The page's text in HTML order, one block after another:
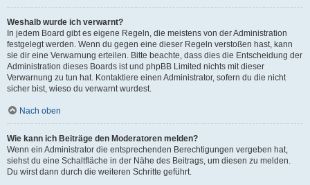
Weshalb wurde ich verwarnt?
In jedem Board gibt es eigene Regeln, die meistens von der Administration
festgelegt werden. Wenn du gegen eine dieser Regeln verstoßen hast, kann
sie dir eine Verwarnung erteilen. Bitte beachte, dass dies die Entscheidung der
Administration dieses Boards ist und phpBB Limited nichts mit dieser
Verwarnung zu tun hat. Kontaktiere einen Administrator, sofern du die nicht
sicher bist, wieso du verwarnt wurdest.
Nach oben
Wie kann ich Beiträge den Moderatoren melden?
Wenn ein Administrator die entsprechenden Berechtigungen vergeben hat,
siehst du eine Schaltfläche in der Nähe des Beitrags, um diesen zu melden.
Du wirst dann durch die weiteren Schritte geführt.